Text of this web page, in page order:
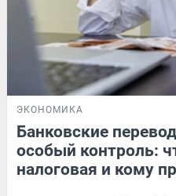
ЭКОНОМИКА
Банковские
особый контроль:
налоговая и кому